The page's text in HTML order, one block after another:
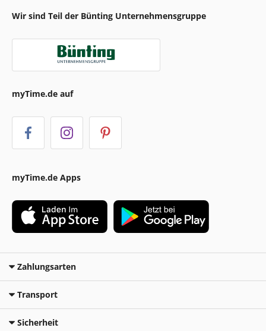
Wir sind Teil der Bünting Unternehmensgruppe
myTime.de auf
myTime.de Apps
Zahlungsarten
Transport
Sicherheit